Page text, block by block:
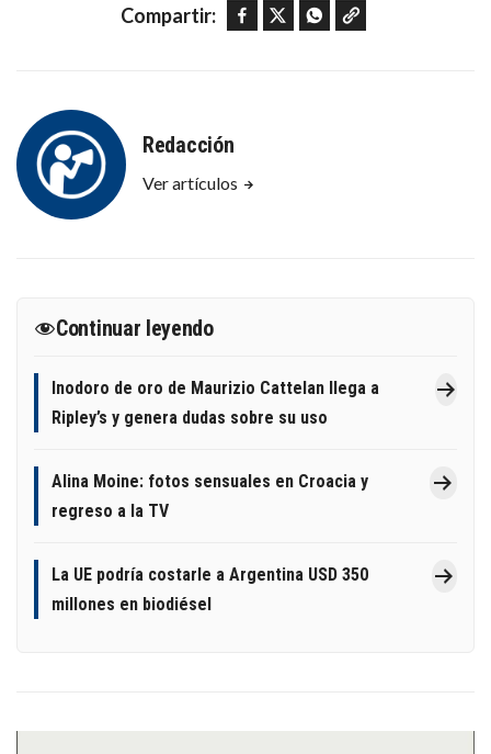
Compartir: Facebook Twitter WhatsApp Copy link
Redacción
Ver artículos
Continuar leyendo
Inodoro de oro de Maurizio Cattelan llega a
Ripley’s y genera dudas sobre su uso
Alina Moine: fotos sensuales en Croacia y
regreso a la TV
La UE podría costarle a Argentina USD 350
millones en biodiésel